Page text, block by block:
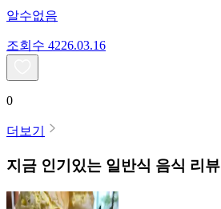
알수없음
조회수 4226.03.16
0
더보기
지금 인기있는 일반식 음식 리뷰